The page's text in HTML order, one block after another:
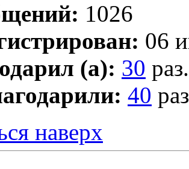
1026
06
(а): 30 раз.
40
наверх